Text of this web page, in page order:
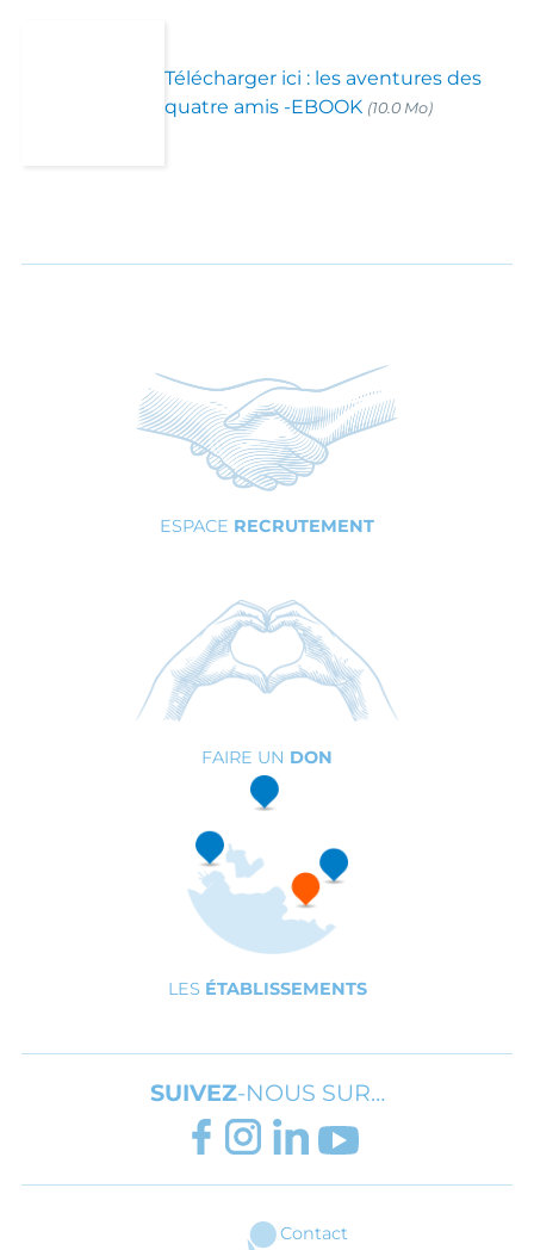
Télécharger ici : les aventures des
quatre amis -EBOOK (10.0 Mo)
ESPACE RECRUTEMENT
FAIRE UN DON
LES ÉTABLISSEMENTS
SUIVEZ-NOUS SUR…
FACEBOOK
INSTAGRAM
LINKEDIN
YOUTUBE
ARI - Association régionale pour
Contact